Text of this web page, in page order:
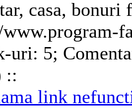
casa,
uri: 5;
::
link